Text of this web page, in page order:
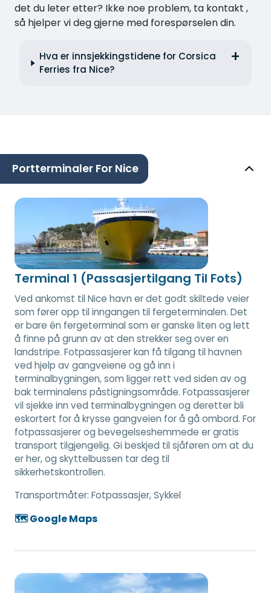
det du leter etter? Ikke noe problem, ta kontakt ,
så hjelper vi deg gjerne med forespørselen din.
Hva er innsjekkingstidene for Corsica
Ferries fra Nice?
Portterminaler For Nice
Terminal 1 (Passasjertilgang Til Fots)
Ved ankomst til Nice havn er det godt skiltede veier
som fører opp til inngangen til fergeterminalen. Det
er bare én fergeterminal som er ganske liten og lett
å finne på grunn av at den strekker seg over en
landstripe. Fotpassasjerer kan få tilgang til havnen
ved hjelp av gangveiene og gå inn i
terminalbygningen, som ligger rett ved siden av og
bak terminalens påstigningsområde. Fotpassasjerer
vil sjekke inn ved terminalbygningen og deretter bli
eskortert for å krysse gangveien for å gå ombord. For
fotpassasjerer og bevegelseshemmede er gratis
transport tilgjengelig. Gi beskjed til sjåføren om at du
er her, og skyttelbussen tar deg til
sikkerhetskontrollen.
Transportmåter: Fotpassasjer, Sykkel
🗺️ Google Maps